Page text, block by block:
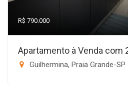
R$ 790.000
Apartamento à Venda com
Guilhermina, Praia Grande-SP